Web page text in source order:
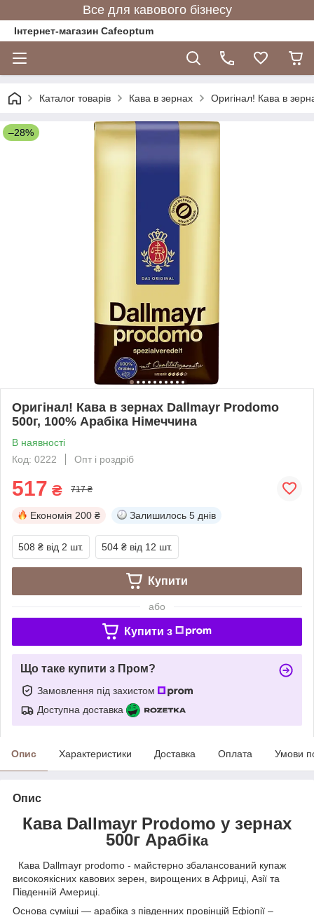
Все для кавового бізнесу
Інтернет-магазин Cafeoptum
Каталог товарів Кава в зернах Оригінал! Кава в
–28%
Оригінал! Кава в зернах Dallmayr Prodomo
500г, 100% Арабіка Німеччина
В наявності
Код: 0222
Опт і роздріб
517 ₴ 717 ₴
Економія 200 ₴ Залишилось 5 днів
508 ₴ від 2 шт. 504 ₴ від 12 шт.
Купити
або
Купити з
Що таке купити з Пром?
Замовлення під захистом
Доступна доставка
Опис Характеристики Доставка Оплата Умови
Опис
Кава Dallmayr Prodomo у зернах
500г Арабіка
Кава Dallmayr prodomo - майстерно збалансований купаж
високоякісних кавових зерен, вирощених в Африці, Азії та
Південній Америці.
Основа суміші — арабіка з південних провінцій Ефіопії –